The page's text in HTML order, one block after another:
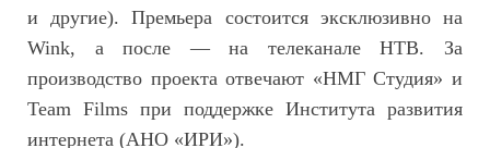
‎и другие). Премьера состоится эксклюзивно на
Wink, а после — на телеканале НТВ. За
производство проекта отвечают «НМГ Студия» и
Team Films при поддержке Института развития
интернета (АНО «ИРИ»).